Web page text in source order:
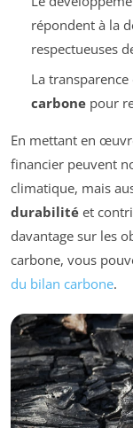
répondent à la
respectueuses
La
carbonepour
En mettant en
financier peuvent
climatique, mais
durabilité et
davantage sur les
carbone, vous
du bilan carbone.